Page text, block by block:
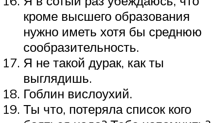
кроме высшего образования
нужно иметь хотя бы среднюю
сообразительность.
Я не такой дурак, как ты
выглядишь.
Гоблин вислоухий.
Ты что, потеряла список кого